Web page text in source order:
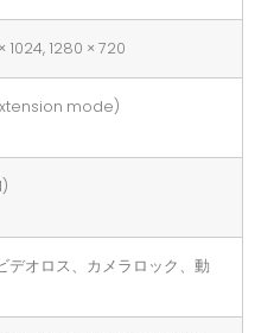
1024, 1280 × 720
mode)
デオロス、カメラロック、動